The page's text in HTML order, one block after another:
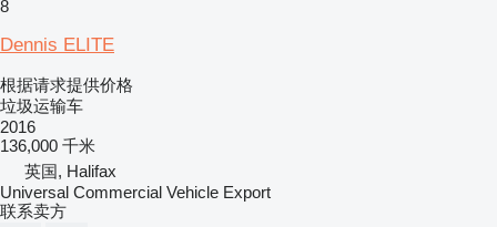
8
Dennis ELITE
根据请求提供价格
垃圾运输车
2016
136,000 千米
英国, Halifax
Universal Commercial Vehicle Export
联系卖方